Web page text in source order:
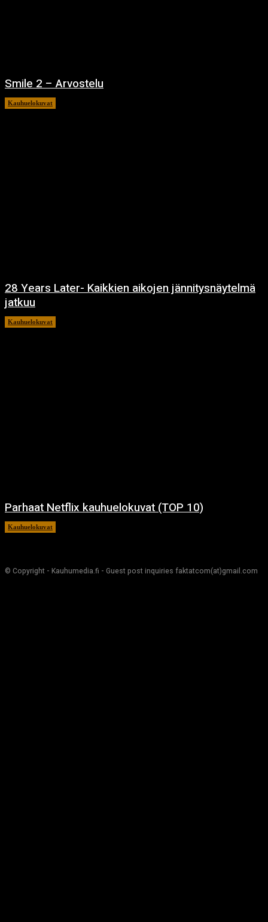
Smile 2 – Arvostelu
Kauhuelokuvat
28 Years Later- Kaikkien aikojen jännitysnäytelmä
jatkuu
Kauhuelokuvat
Parhaat Netflix kauhuelokuvat (TOP 10)
Kauhuelokuvat
© Copyright - Kauhumedia.fi - Guest post inquiries faktatcom(at)gmail.com